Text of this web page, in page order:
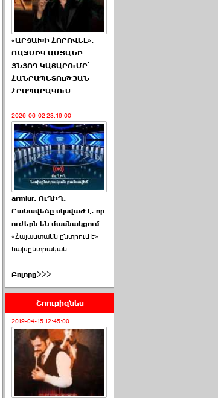
«ԱՐՑԱԽԻ ՀՈՐՈՎԵԼ».
ՌԱԶՄԻԿ ԱՄՅԱՆԻ
ՑՆՑՈՂ ԿԱՏԱՐՈւՄԸ՝
ՀԱՆՐԱՊԵՏՈւԹՅԱՆ
ՀՐԱՊԱՐԱԿՈւՄ
2026-06-02 23:19:00
armlur. ՈւՂԻՂ.
Բանավեճը սկսված է. որ
ուժերն են մասնակցում
«Հայաստանն ընտրում է»
նախընտրական
Բոլորը>>>
Շոուբիզնես
2019-04-15 12:45:00